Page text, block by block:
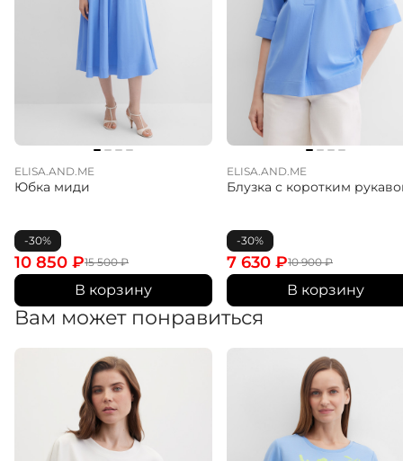
ELISA.AND.ME
Юбка миди
-30%
15 500₽
10 850 ₽
В корзину
ELISA.AND.ME
Блузка с коротким
-30%
10 900₽
7 630 ₽
В корзину
Вам может понравиться